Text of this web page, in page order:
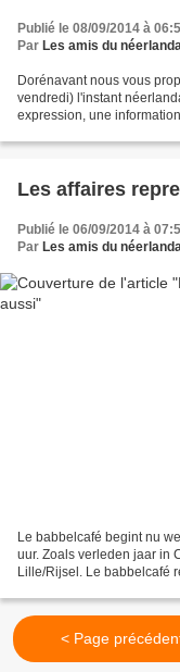
Publié le 08/09/2014 à
Par Les amis du
Dorénavant nous vous
vendredi) l'instant
expression, une
Les affaires
Publié le 06/09/2014 à
Par Les amis du
Le babbelcafé begint nu
uur. Zoals verleden jaar in
Lille/Rijsel. Le babbelcafé
< Page